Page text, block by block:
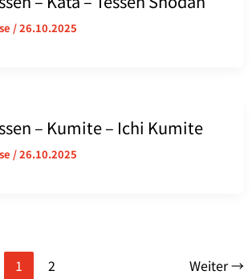
/26.10.2025
– Kumite – Ichi Kumite
/26.10.2025
1 2 Weiter→